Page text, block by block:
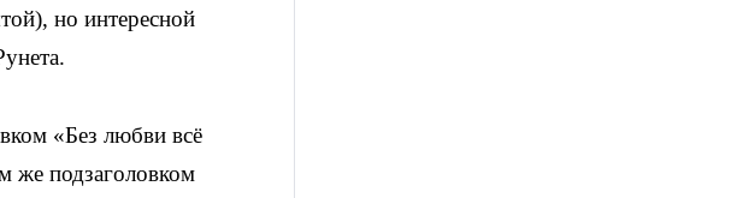
но интересной
«Без любви всё
же подзаголовком